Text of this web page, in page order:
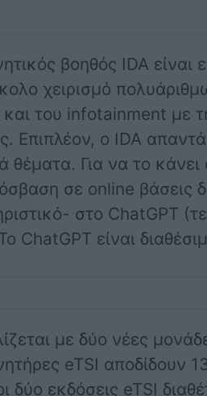
βοηθός IDA είναι
χειρισμό
και του infotainment με
Επιπλέον, ο IDA
θέματα. Για να το κάνει
σε online βάσεις
στο ChatGPT
ChatGPT είναι
με δύο νέες
eTSI αποδίδουν
δύο εκδόσεις eTSI